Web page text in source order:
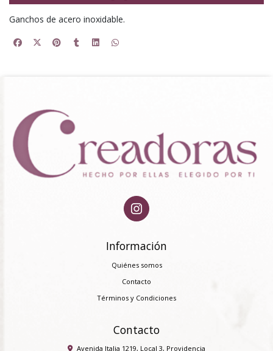
Ganchos de acero inoxidable.
Información
Quiénes somos
Contacto
Términos y Condiciones
Contacto
Avenida Italia 1219, Local 3, Providencia